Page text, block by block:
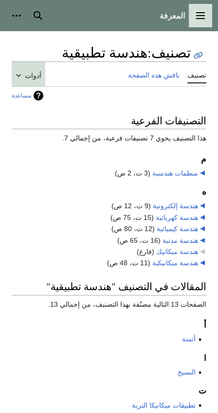
القائمة الرئيسية
المعرفة بحث
تصنيف:هندسة تطبيقية
تصنيف ناقش هذه الصفحة أدوات
مساعدة
التصنيفات الفرعية
هذا التصنيف يحوي 7 تصنيفات فرعية، من إجمالي 7.
م
منظمات هندسية (3 ت، 2 ص)
ه
هندسة إلكترونية (9 ت، 12 ص)
هندسة كهربائية (15 ت، 75 ص)
هندسة كيميائية (12 ت، 80 ص)
هندسة مدنية (16 ت، 65 ص)
هندسة ميكانيك (فارغ)
هندسة ميكانيكية (11 ت، 48 ص)
المقالات في التصنيف "هندسة تطبيقية"
الصفحات 13 التالية مصنّفة بهذا التصنيف، من إجمالي 13.
أتمتة
النسيج
ت
تطبيقات ميكانيكا التربة